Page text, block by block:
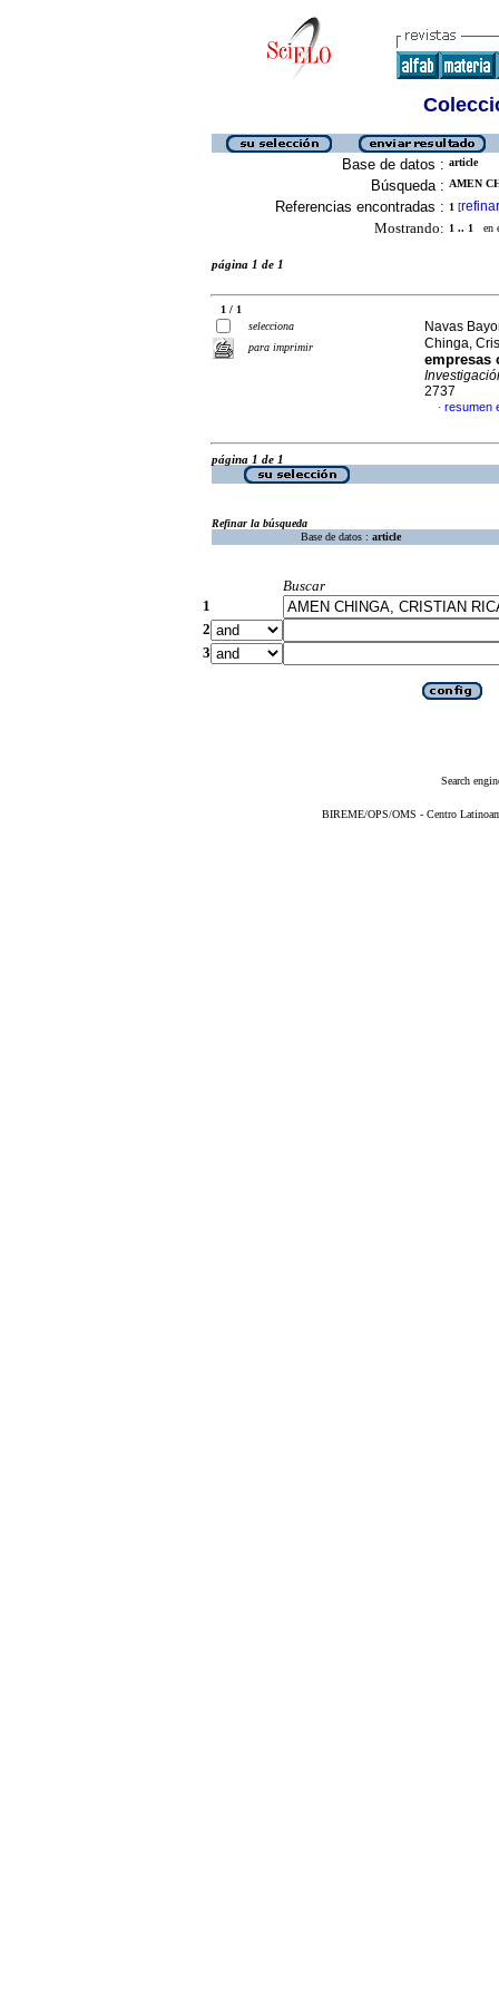
Base de datos : article
Búsqueda : AMEN
Referencias encontradas : 1 [refinar
Mostrando: 1 .. 1 en
página 1 de 1
1 / 1
selecciona
para imprimir
Navas
Chinga,
empresas
2737
· resumen
página 1 de 1
Refinar la búsqueda
Base de datos : article
Buscar
1
2
3
Search
BIREME/OPS/OMS - Centro